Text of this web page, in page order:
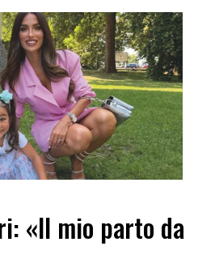
«Il mio parto da